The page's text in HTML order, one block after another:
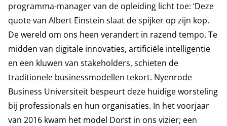
programma-manager van de opleiding licht toe: ‘Deze
quote van Albert Einstein slaat de spijker op zijn kop.
De wereld om ons heen verandert in razend tempo. Te
midden van digitale innovaties, artificiële intelligentie
en een kluwen van stakeholders, schieten de
traditionele businessmodellen tekort. Nyenrode
Business Universiteit bespeurt deze huidige worsteling
bij professionals en hun organisaties. In het voorjaar
van 2016 kwam het model Dorst in ons vizier; een